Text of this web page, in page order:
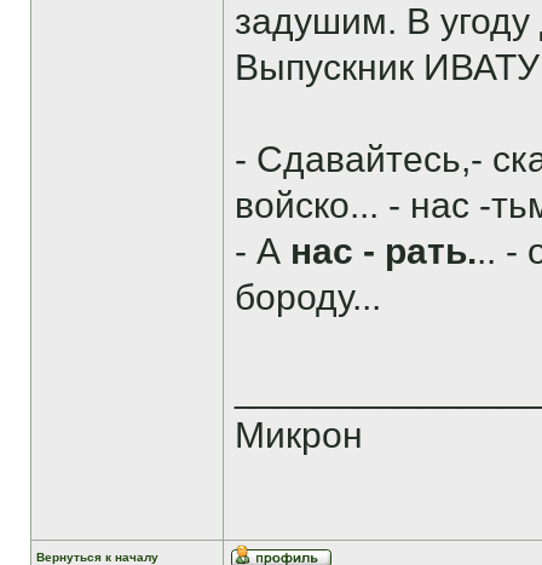
задушим. В
Выпускник ИВАТУ
- Сдавайтесь,-
войско... - нас -
- А нас - рать... -
бороду...
Микрон
Вернуться к началу